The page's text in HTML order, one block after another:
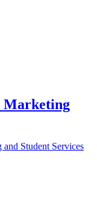
Marketing
Student Services